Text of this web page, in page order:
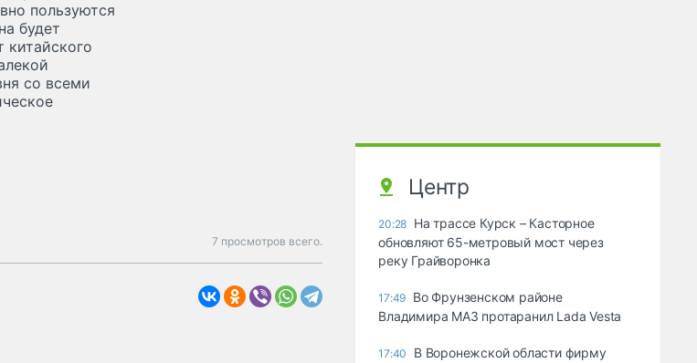
пользуются
будет
китайского
со всеми
7 просмотров всего.
Центр
20:28 На трассе Курск – Касторное
обновляют 65-метровый мост через
реку Грайворонка
17:49 Во Фрунзенском районе
Владимира МАЗ протаранил Lada Vesta
17:40
В Воронежской области фирму